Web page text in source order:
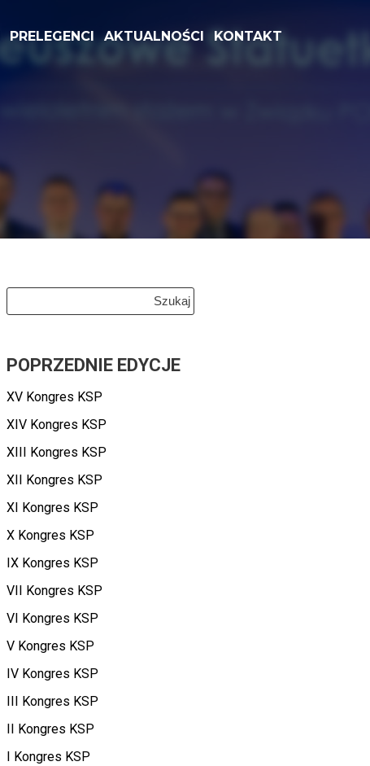
PRELEGENCI AKTUALNOŚCI KONTAKT
POPRZEDNIE EDYCJE
XV Kongres KSP
XIV Kongres KSP
XIII Kongres KSP
XII Kongres KSP
XI Kongres KSP
X Kongres KSP
IX Kongres KSP
VII Kongres KSP
VI Kongres KSP
V Kongres KSP
IV Kongres KSP
III Kongres KSP
II Kongres KSP
I Kongres KSP